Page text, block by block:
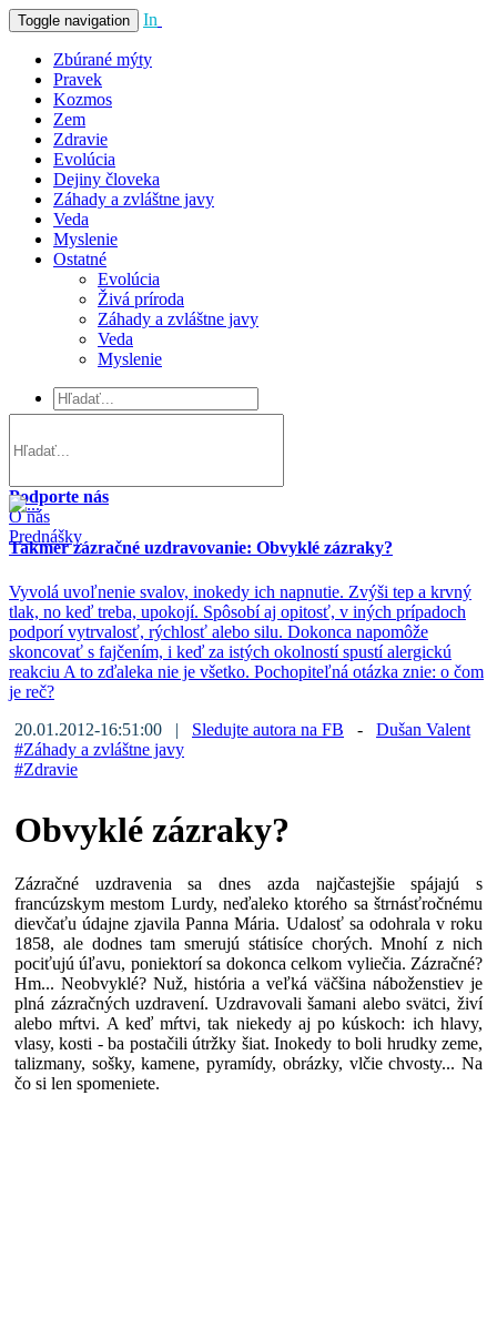
Toggle navigation In
Zbúrané mýty
Pravek
Kozmos
Zem
Zdravie
Evolúcia
Dejiny človeka
Záhady a zvláštne javy
Veda
Myslenie
Ostatné
Evolúcia
Živá príroda
Záhady a zvláštne javy
Veda
Myslenie
Podporte nás
O nás
Prednášky
Takmer zázračné uzdravovanie: Obvyklé zázraky?
Vyvolá uvoľnenie svalov, inokedy ich napnutie. Zvýši tep a krvný
tlak, no keď treba, upokojí. Spôsobí aj opitosť, v iných prípadoch
podporí vytrvalosť, rýchlosť alebo silu. Dokonca napomôže
skoncovať s fajčením, i keď za istých okolností spustí alergickú
reakciu A to zďaleka nie je všetko. Pochopiteľná otázka znie: o čom
je reč?
20.01.2012-16:51:00 | Sledujte autora na FB - Dušan Valent
#Záhady a zvláštne javy
#Zdravie
Obvyklé zázraky?
Zázračné uzdravenia sa dnes azda najčastejšie spájajú s
francúzskym mestom Lurdy, neďaleko ktorého sa štrnásťročnému
dievčaťu údajne zjavila Panna Mária. Udalosť sa odohrala v roku
1858, ale dodnes tam smerujú státisíce chorých. Mnohí z nich
pociťujú úľavu, poniektorí sa dokonca celkom vyliečia. Zázračné?
Hm... Neobvyklé? Nuž, história a veľká väčšina náboženstiev je
plná zázračných uzdravení. Uzdravovali šamani alebo svätci, živí
alebo mŕtvi. A keď mŕtvi, tak niekedy aj po kúskoch: ich hlavy,
vlasy, kosti - ba postačili útržky šiat. Inokedy to boli hrudky zeme,
talizmany, sošky, kamene, pyramídy, obrázky, vlčie chvosty... Na
čo si len spomeniete.